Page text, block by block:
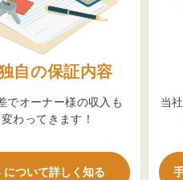
BROKER
賃貸仲介会社様向け物件
申し込みから契約の流れ
自の保証内容
でオーナー様の収入も
わってきます！
について詳しく知る
当